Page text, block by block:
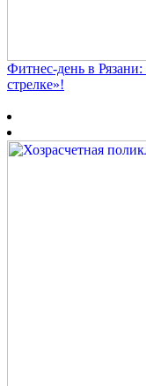
Фитнес‑день в
стрелке»!